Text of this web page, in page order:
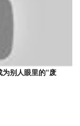
为别人眼里的“废